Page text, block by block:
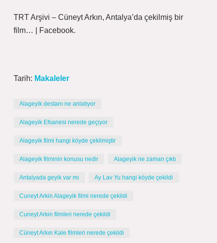
TRT Arşivi – Cüneyt Arkın, Antalya’da çekilmiş bir
film… | Facebook.
Tarih: Makaleler
Alageyik destanı ne anlatıyor
Alageyik Efsanesi nerede geçiyor
Alageyik filmi hangi köyde çekilmiştir
Alageyik filminin konusu nedir Alageyik ne zaman çıktı
Antalyada geyik var mı Ay Lav Yu hangi köyde çekildi
Cuneyt Arkin Alageyik filmi nerede çekildi
Cuneyt Arkin filmleri nerede çekildi
Cüneyt Arkın Kale filmleri nerede çekildi